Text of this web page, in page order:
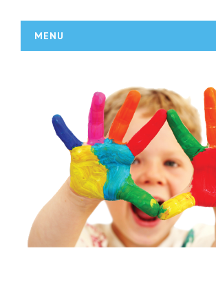
MENU
DZIAŁALNOŚĆ
Biura Rachunkowe
Doradztwo
Drukarnie
Handel
Hurtownie
Kredyty, Leasing
Oferty Pracy